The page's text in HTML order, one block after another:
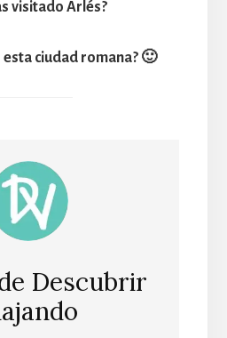
visitado Arlés?
esta ciudad romana? 🙂
Descubrir